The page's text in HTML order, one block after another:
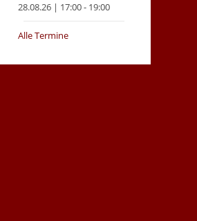
28.08.26 | 17:00 - 19:00
Alle Termine